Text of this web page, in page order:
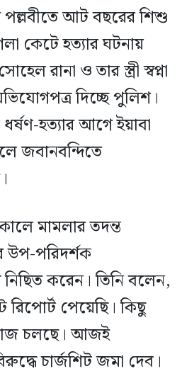
পল্লবীতে আট বছরের শিশু
কেটে হত্যার ঘটনায়
রানা ও তার স্ত্রী স্বপ্না
দিচ্ছে পুলিশ।
হত্যার আগে ইয়াবা
জবানবন্দিতে
মামলার তদন্ত
উপ-পরিদর্শক
করেন। তিনি বলেন,
রিপোর্ট পেয়েছি। কিছু
চলছে। আজই
চার্জশিট জমা দেব।